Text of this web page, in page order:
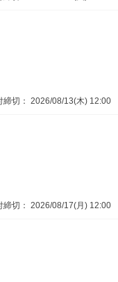
締切： 2026/08/13(木) 12:00
締切： 2026/08/17(月) 12:00